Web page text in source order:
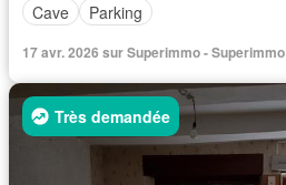
Cave
Parking
17 avr. 2026 sur Superimmo - Superimmo
Très demandée